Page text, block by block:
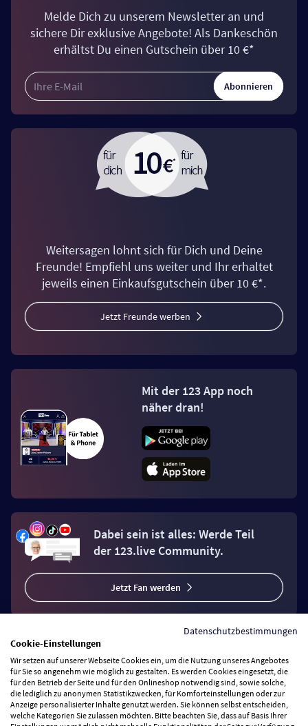
Melde Dich zu unserem Newsletter an und
sichere Dir exklusive Angebote! Als Dankeschön
erhältst Du einen Gutschein über 10 €*
Abonnieren
Weitersagen lohnt sich für Dich und Deine
Freunde! Empfiehl uns weiter und Ihr erhaltet
jeweils einen Einkaufsgutschein über 10 €*.
Jetzt Freunde werben
Mit der 123 App noch
näher dran!
Dabei sein ist alles: Werde Teil
der 123.live Community.
Jetzt Fan werden
Vertrag widerrufen
Zahlungsarten
Datenschutzbestimmungen
Cookie-Einstellungen
Wir setzen auf unserer Webseite Cookies ein, um die Nutzung unseres Angebotes
für Sie so angenehm wie möglich zu gestalten. Es werden Cookies eingesetzt, die
für den Betrieb der Seite und für den Onlineshop notwendig sind, sowie solche,
die lediglich zu anonymen Statistikzwecken, für Komforteinstellungen oder zur
Anzeige personalisierter Inhalte genutzt werden. Sie können selbst entscheiden,
welche Kategorien Sie zulassen möchten. Bitte beachten Sie, dass auf Basis Ihrer